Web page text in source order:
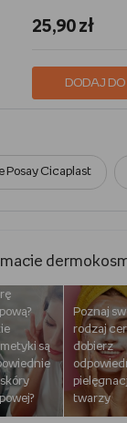
25,90 zł
DODAJ
Posay Cicaplast
są
Poznaj
rodzaj
dobierz
twarzy